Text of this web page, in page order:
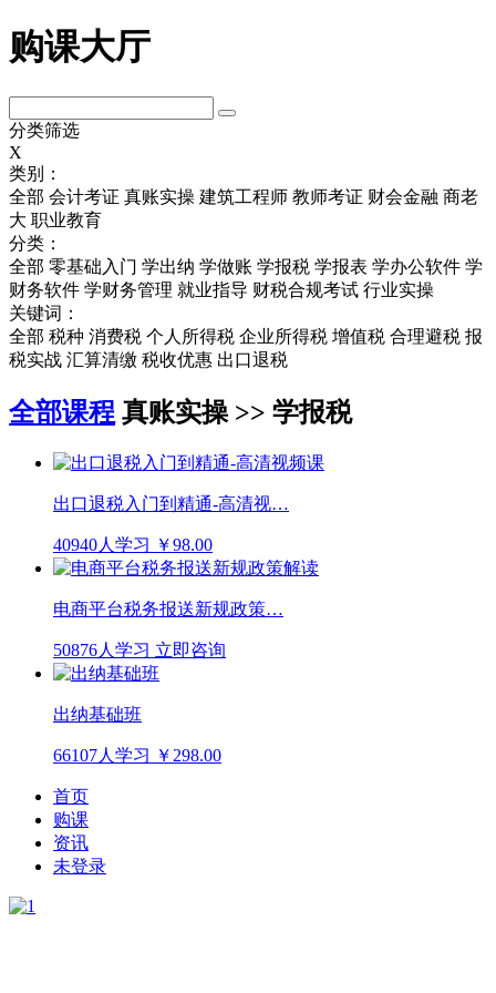
购课大厅
分类筛选
X
类别：
全部 会计考证 真账实操 建筑工程师 教师考证 财会金融 商老
大 职业教育
分类：
全部 零基础入门 学出纳 学做账 学报税 学报表 学办公软件 学
财务软件 学财务管理 就业指导 财税合规考试 行业实操
关键词：
全部 税种 消费税 个人所得税 企业所得税 增值税 合理避税 报
税实战 汇算清缴 税收优惠 出口退税
全部课程 真账实操 >> 学报税
出口退税入门到精通-高清视…
40940人学习 ￥98.00
电商平台税务报送新规政策…
50876人学习 立即咨询
出纳基础班
66107人学习 ￥298.00
首页
购课
资讯
未登录